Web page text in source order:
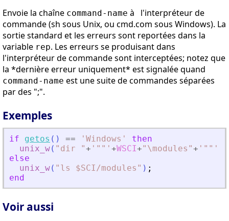
Envoie la chaîne command-name à l'interpréteur de
commande (sh sous Unix, ou cmd.com sous Windows). La
sortie standard et les erreurs sont reportées dans la
variable rep. Les erreurs se produisant dans
l'interpréteur de commande sont interceptées; notez que
la *dernière erreur uniquement* est signalée quand
command-name est une suite de commandes séparées
par des ";".
Exemples
if getos ( ) == ' Windows '
then
unix_w( " dir "+ ' "" ' +WSCI+" \modules "+ ' "" '
else
unix_w( " ls $SCI/modules " ) ;
end
Voir aussi